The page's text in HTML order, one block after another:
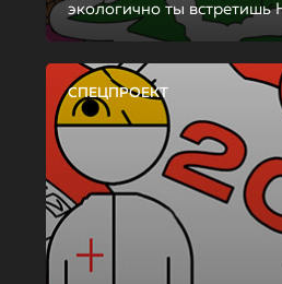
экологично ты встретишь
СПЕЦПРОЕКТ